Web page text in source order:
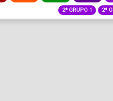
2ª GRUPO 1 2ª